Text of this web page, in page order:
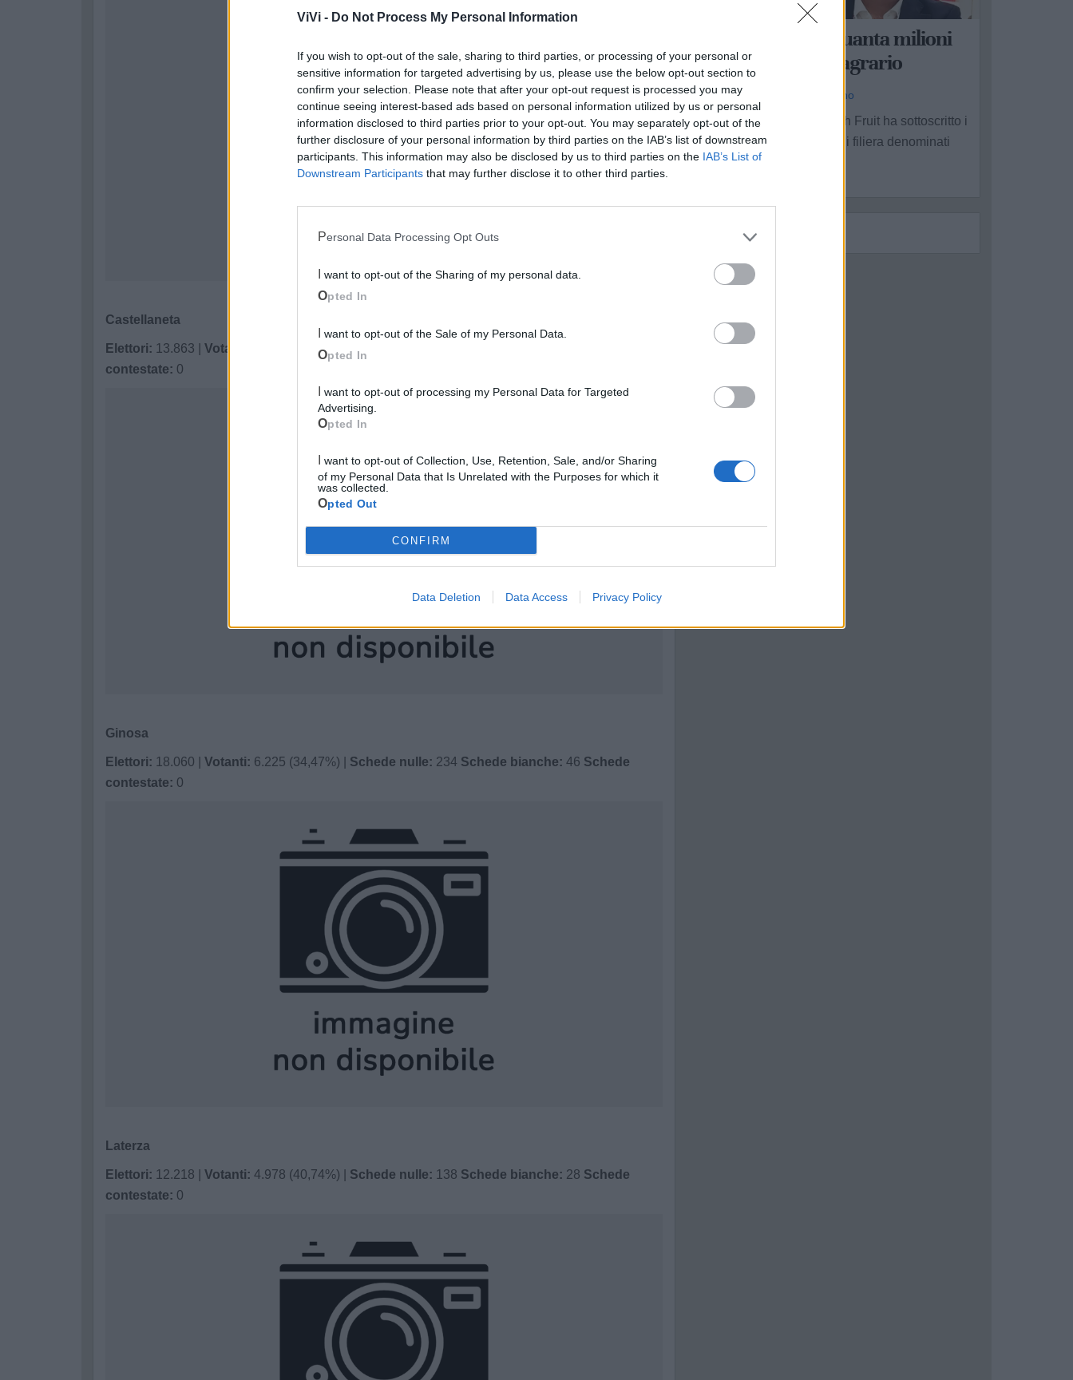
ViVi - Do Not Process My Personal Information
If you wish to opt-out of the sale, sharing to third parties, or processing of your personal or
sensitive information for targeted advertising by us, please use the below opt-out section to
confirm your selection. Please note that after your opt-out request is processed you may
continue seeing interest-based ads based on personal information utilized by us or personal
information disclosed to third parties prior to your opt-out. You may separately opt-out of the
further disclosure of your personal information by third parties on the IAB’s list of downstream
participants. This information may also be disclosed by us to third parties on the IAB’s List of
Downstream Participants that may further disclose it to other third parties.
Personal Data Processing Opt Outs
I want to opt-out of the Sharing of my personal data.
Opted In
I want to opt-out of the Sale of my Personal Data.
Opted In
Advertising.
Opted In
of my Personal Data that Is Unrelated with the Purposes for which it
was collected.
Opted Out
CONFIRM
Data Deletion Data Access Privacy Policy
Castellaneta
Elettori: 13.863 | Votanti: 5.628 (40,60%) | Schede nulle:
contestate: 0
Ginosa
Elettori: 18.060 | Votanti: 6.225 (34,47%) | Schede nulle: 234 Schede bianche: 46 Schede
contestate: 0
Laterza
Elettori: 12.218 | Votanti: 4.978 (40,74%) | Schede nulle: 138 Schede bianche: 28 Schede
contestate: 0
Accordo da cinquanta milioni
per il consorzio agrario
La Redazione - mer 3 giugno
Il Consorzio Global Fresh Fruit ha sottoscritto i
contratti dei programmi di filiera denominati
«La ...